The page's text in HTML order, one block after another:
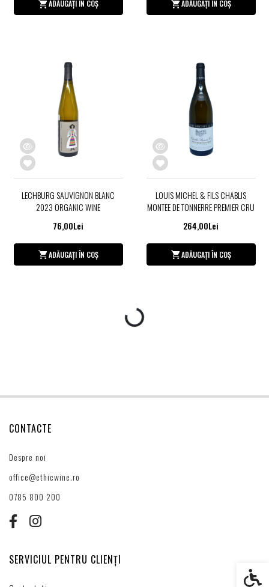
ADĂUGAȚI ÎN COȘ ADĂUGAȚI ÎN COȘ
LECHBURG SAUVIGNON BLANC
2023 ORGANIC WINE
76,00Lei
ADĂUGAȚI ÎN COȘ
LOUIS MICHEL & FILS CHABLIS
MONTEE DE TONNERRE PREMIER CRU
264,00Lei
ADĂUGAȚI ÎN COȘ
CONTACTE
Despre noi
office@ethicwine.ro
0785 800 200
SERVICIUL PENTRU CLIENȚI
Setări